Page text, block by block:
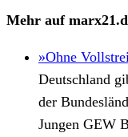
Mehr auf
»Ohne
Deutschland
der
Jungen GEW